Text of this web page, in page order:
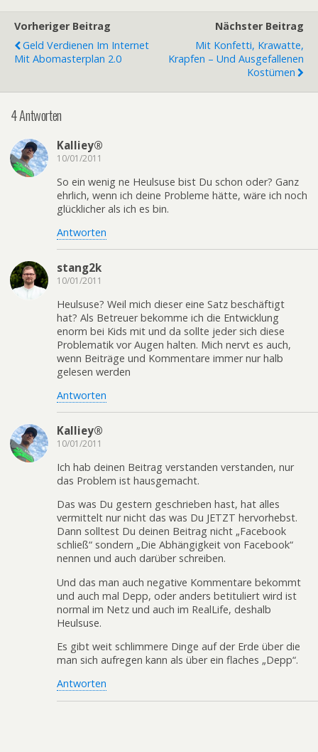
Vorheriger Beitrag
Geld Verdienen Im Internet
Mit Abomasterplan 2.0
Nächster Beitrag
Mit Konfetti, Krawatte,
Krapfen – Und Ausgefallenen
Kostümen
4 Antworten
Kalliey®
10/01/2011
So ein wenig ne Heulsuse bist Du schon oder? Ganz
ehrlich, wenn ich deine Probleme hätte, wäre ich noch
glücklicher als ich es bin.
Antworten
stang2k
10/01/2011
Heulsuse? Weil mich dieser eine Satz beschäftigt
hat? Als Betreuer bekomme ich die Entwicklung
enorm bei Kids mit und da sollte jeder sich diese
Problematik vor Augen halten. Mich nervt es auch,
wenn Beiträge und Kommentare immer nur halb
gelesen werden
Antworten
Kalliey®
10/01/2011
Ich hab deinen Beitrag verstanden verstanden, nur
das Problem ist hausgemacht.
Das was Du gestern geschrieben hast, hat alles
vermittelt nur nicht das was Du JETZT hervorhebst.
Dann solltest Du deinen Beitrag nicht „Facebook
schließ“ sondern „Die Abhängigkeit von Facebook“
nennen und auch darüber schreiben.
Und das man auch negative Kommentare bekommt
und auch mal Depp, oder anders betituliert wird ist
normal im Netz und auch im RealLife, deshalb
Heulsuse.
Es gibt weit schlimmere Dinge auf der Erde über die
man sich aufregen kann als über ein flaches „Depp“.
Antworten